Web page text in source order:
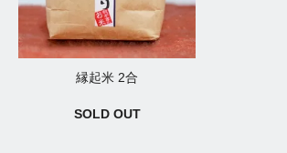
縁起米 2合
SOLD OUT